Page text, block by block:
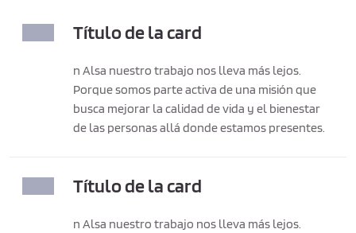
Título de la card
n Alsa nuestro trabajo nos lleva más lejos.
Porque somos parte activa de una misión que
busca mejorar la calidad de vida y el bienestar
de las personas allá donde estamos presentes.
Título de la card
n Alsa nuestro trabajo nos lleva más lejos.